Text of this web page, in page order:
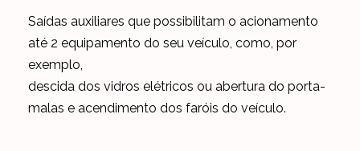
Saídas auxiliares que possibilitam o acionamento
até 2 equipamento do seu veículo, como, por
exemplo,
descida dos vidros elétricos ou abertura do porta-
malas e acendimento dos faróis do veículo.